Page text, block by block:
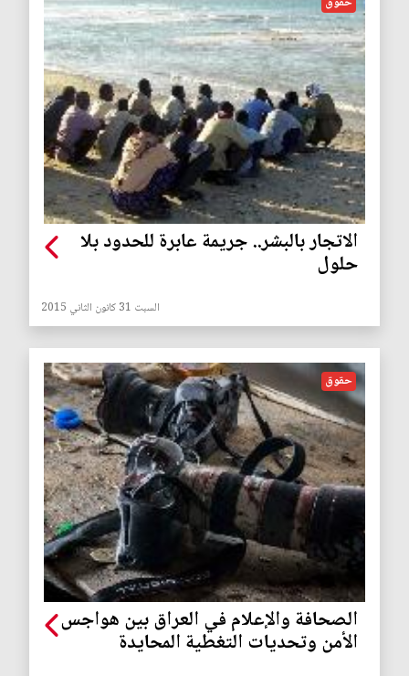
الاتجار بالبشر.. جريمة عابرة للحدود بلا
حلول
السبت 31 كانون الثاني 2015
حقوق
الصحافة والإعلام في العراق بين هواجس
الأمن وتحديات التغطية المحايدة